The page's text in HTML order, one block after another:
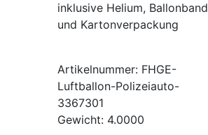
inklusive Helium, Ballonband
und Kartonverpackung
Artikelnummer: FHGE-
Luftballon-Polizeiauto-
3367301
Gewicht: 4.0000